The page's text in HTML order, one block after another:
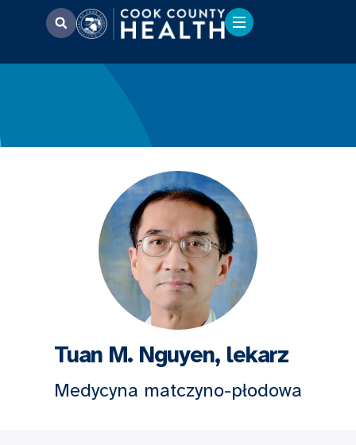
Tuan M. Nguyen, lekarz
Medycyna matczyno-płodowa